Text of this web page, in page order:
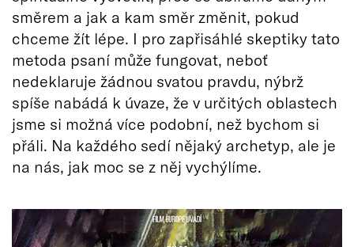
směrem a jak a kam směr změnit, pokud
chceme žít lépe. I pro zapřisáhlé skeptiky tato
metoda psaní může fungovat, neboť
nedeklaruje žádnou svatou pravdu, nýbrž
spíše nabádá k úvaze, že v určitých oblastech
jsme si možná více podobní, než bychom si
přáli. Na každého sedí nějaký archetyp, ale je
na nás, jak moc se z něj vychýlíme.